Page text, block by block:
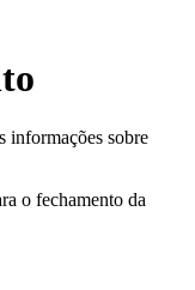
informações sobre
o fechamento da